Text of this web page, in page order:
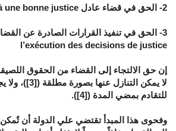
2- الحق في قضاء عادل Le droit à une bonne justice
l’exécution des decisions de justice
إن حق الالتجاء إلى القضاء من الحقوق
لا يمكن التنازل
للتقادم بمضي المدة ([4]).
وفحوى هذا المبدأ تقتضي علي الدولة أن